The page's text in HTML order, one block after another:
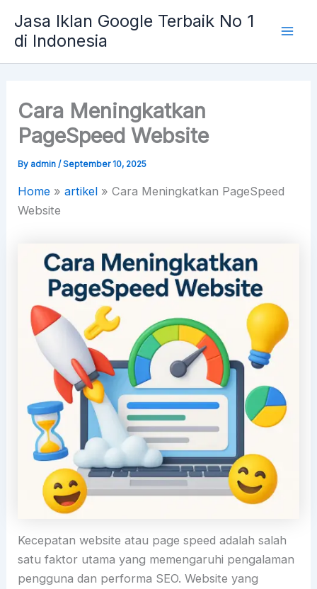
content
Jasa Iklan Google Terbaik No 1
di Indonesia
Cara Meningkatkan
PageSpeed Website
By admin/September 10, 2025
Home »artikel »Cara Meningkatkan PageSpeed
Website
Kecepatan website atau page speed adalah salah
satu faktor utama yang memengaruhi pengalaman
pengguna dan performa SEO. Website yang